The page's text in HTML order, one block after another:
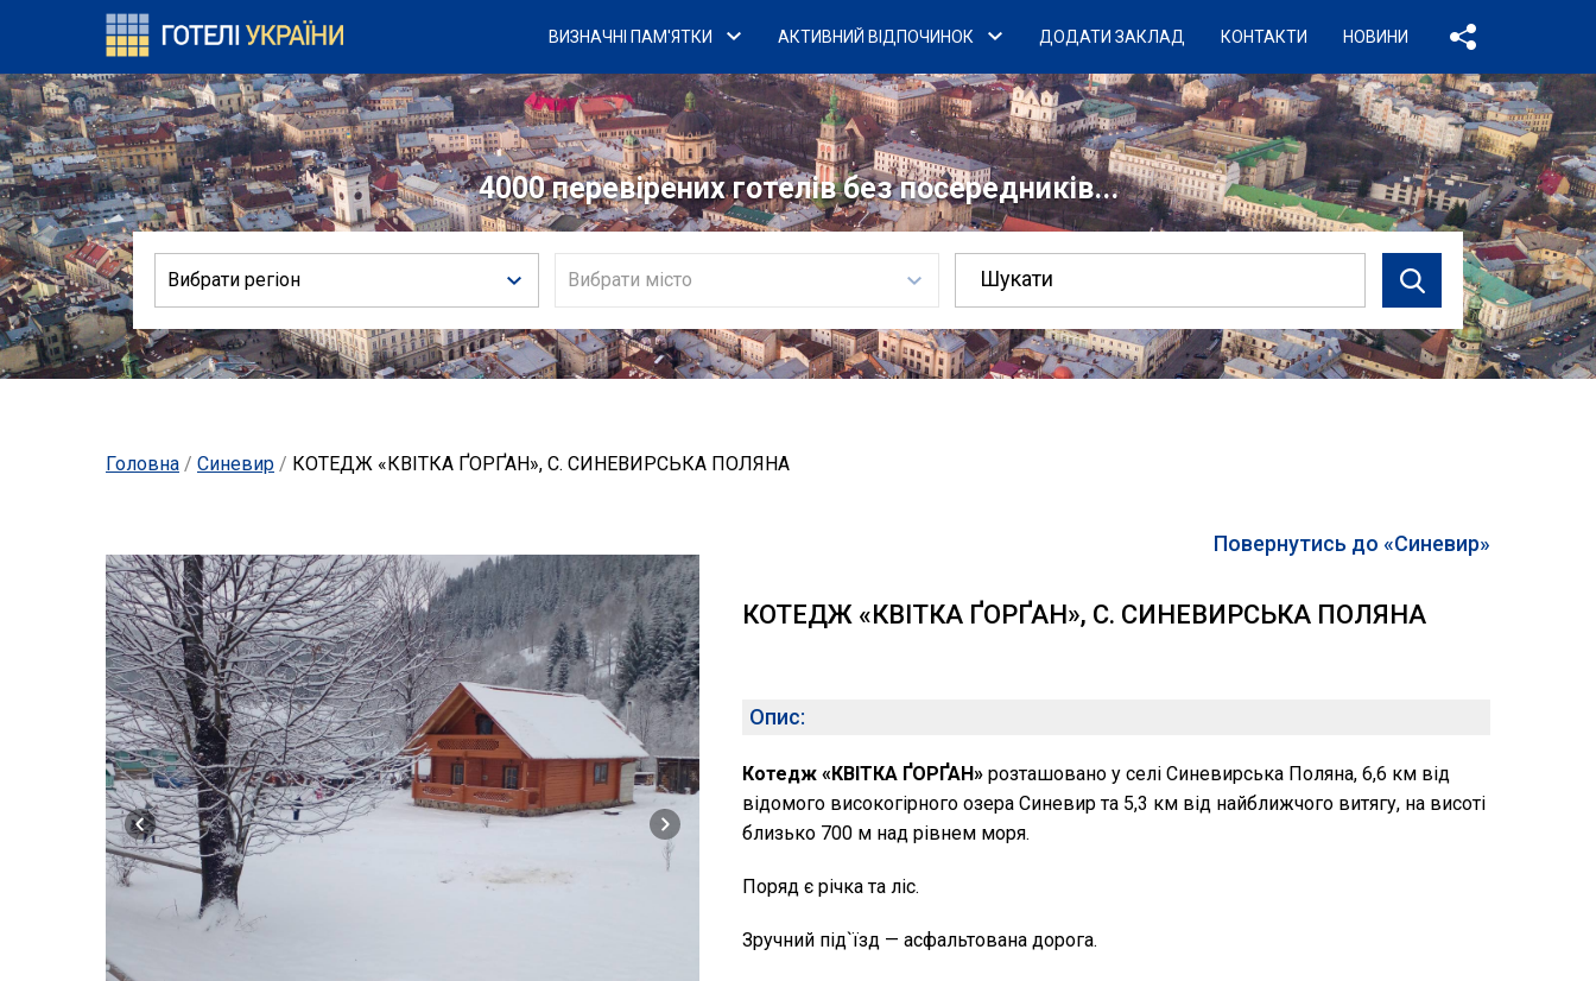
ВИЗНАЧНІ ПАМ'ЯТКИ АКТИВНИЙ ВІДПОЧИНОК ДОДАТИ ЗАКЛАД КОНТАКТИ НОВИНИ
4000 перевірених готелів без посередників...
Вибрати регіон Вибрати місто
Головна / Синевир / КОТЕДЖ «КВІТКА ҐОРҐАН», С. СИНЕВИРСЬКА ПОЛЯНА
Повернутись до «Синевир»
КОТЕДЖ «КВІТКА ҐОРҐАН», С. СИНЕВИРСЬКА ПОЛЯНА
Опис:
Котедж «КВІТКА ҐОРҐАН» розташовано у селі Синевирська Поляна, 6,6 км від
відомого високогірного озера Синевир та 5,3 км від найближчого витягу, на висоті
близько 700 м над рівнем моря.
Поряд є річка та ліс.
Зручний під`їзд — асфальтована дорога.